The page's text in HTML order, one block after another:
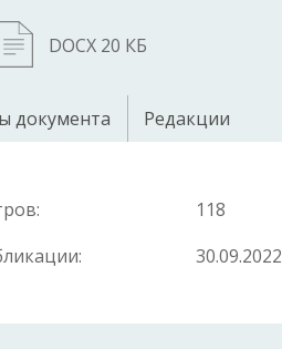
DOCX 20 КБ
документа Редакции
118
30.09.2022